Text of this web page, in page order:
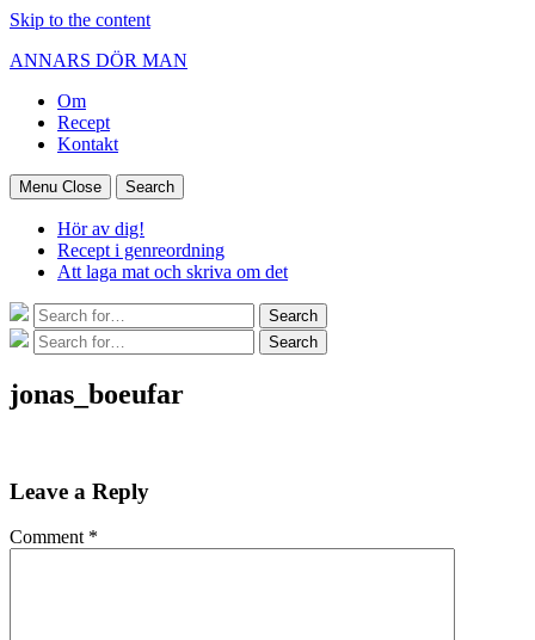
Skip to the content
ANNARS DÖR MAN
Om
Recept
Kontakt
Menu Close Search
Hör av dig!
Recept i genreordning
Att laga mat och skriva om det
Search
for:
Search
Search
for:
Search
jonas_boeufar
Leave a Reply
Comment *